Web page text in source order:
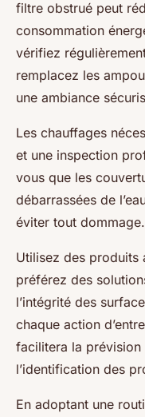
filtre obstrué peut
consommation
vérifiez
remplacez les
une ambiance
Les chauffages
et une inspection
vous que les
débarrassées de
éviter tout dommage.
Utilisez des produits
préférez des
l’intégrité des
chaque action
facilitera la
l’identification des
En adoptant une